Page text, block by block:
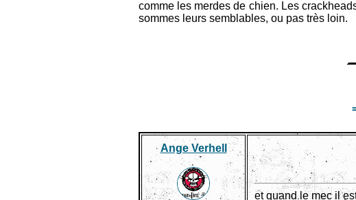
comme les merdes de chien. Les
sommes leurs semblables, ou pas très loin.
Ange Verhell
et quand le mec il